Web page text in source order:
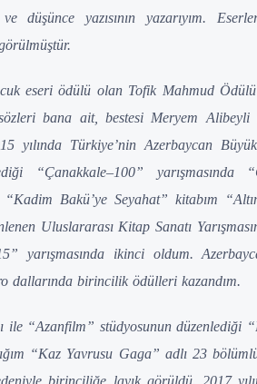
düşünce yazısının yazarıyım.
eseri ödülü olan Tofik Mahmud
bana ait, bestesi Meryem Alibeyli
yılında Türkiye’nin Azerbaycan
“Çanakkale–100” yarışmasında
Bakü’ye Seyahat” kitabım
Uluslararası Kitap Sanatı
yarışmasında ikinci oldum.
dallarında birincilik ödülleri kazandım.
ile “Azanfilm” stüdyosunun düzenlediği
“Kaz Yavrusu Gaga” adlı 23